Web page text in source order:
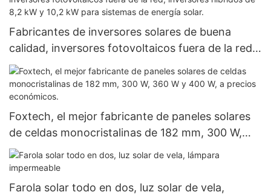
Fabricantes de inversores solares de buena
calidad, inversores fotovoltaicos fuera de la red,
inversores híbridos de 8,2 kW y 10,2 kW para
sistemas de energía solar.
Foxtech, el mejor fabricante de paneles solares
de celdas monocristalinas de 182 mm, 300 W,
360 W y 400 W, a precios económicos.
Farola solar todo en dos, luz solar de vela,